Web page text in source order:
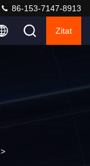
86-153-7147-8913
Zitat
>